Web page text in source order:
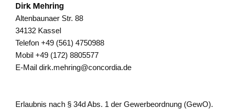
Dirk Mehring
Altenbaunaer Str. 88
34132 Kassel
Telefon +49 (561) 4750988
Mobil +49 (172) 8805577
E-Mail dirk.mehring@concordia.de
Erlaubnis nach § 34d Abs. 1 der Gewerbeordnung (GewO).